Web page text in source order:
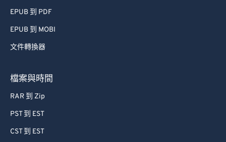
EPUB 到 PDF
EPUB 到 MOBI
文件轉換器
檔案與時間
RAR 到 Zip
PST 到 EST
CST 到 EST